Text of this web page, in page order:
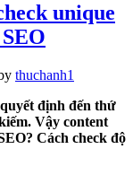
unique
thuchanh1
định đến thứ
Vậy content
Cách check độ